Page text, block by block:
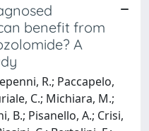
benefit from
A
R.; Paccapelo,
C.; Michiara, M.;
B.; Pisanello, A.; Crisi,